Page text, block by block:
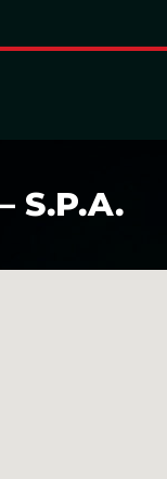
S.P.A.